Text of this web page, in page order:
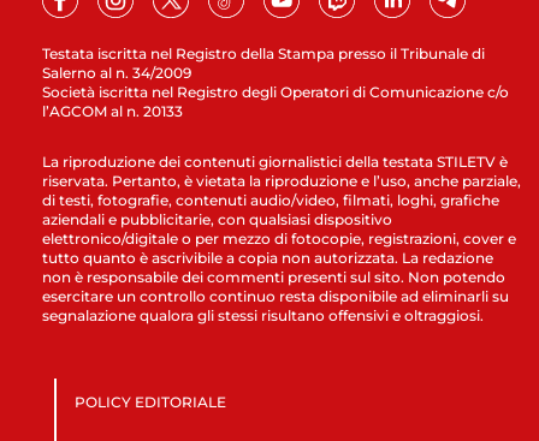
Testata iscritta nel Registro della Stampa presso il Tribunale di
Salerno al n. 34/2009
Società iscritta nel Registro degli Operatori di Comunicazione c/o
l’AGCOM al n. 20133
La riproduzione dei contenuti giornalistici della testata STILETV è
riservata. Pertanto, è vietata la riproduzione e l’uso, anche parziale,
di testi, fotografie, contenuti audio/video, filmati, loghi, grafiche
aziendali e pubblicitarie, con qualsiasi dispositivo
elettronico/digitale o per mezzo di fotocopie, registrazioni, cover e
tutto quanto è ascrivibile a copia non autorizzata. La redazione
non è responsabile dei commenti presenti sul sito. Non potendo
esercitare un controllo continuo resta disponibile ad eliminarli su
segnalazione qualora gli stessi risultano offensivi e oltraggiosi.
POLICY EDITORIALE